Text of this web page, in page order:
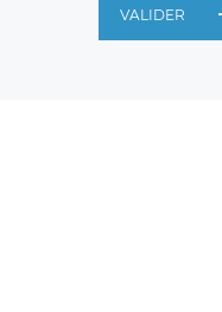
d’introduire une réclamation
VALIDER